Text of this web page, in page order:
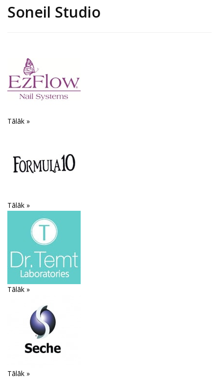
Soneil Studio
Tālāk »
Tālāk »
Tālāk »
Tālāk »